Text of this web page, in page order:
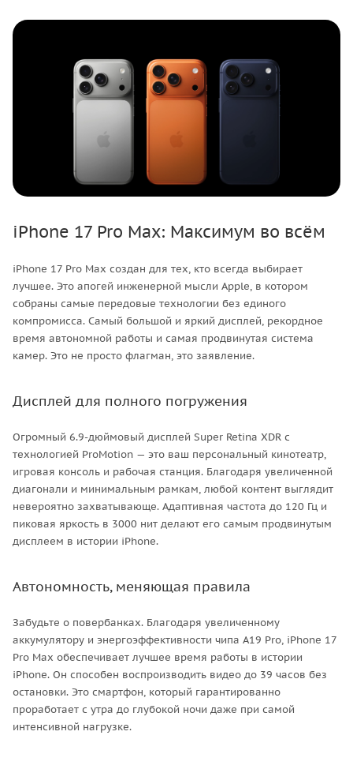
iPhone 17 Pro Max: Максимум во всём
iPhone 17 Pro Max создан для тех, кто всегда выбирает
лучшее. Это апогей инженерной мысли Apple, в котором
собраны самые передовые технологии без единого
компромисса. Самый большой и яркий дисплей, рекордное
время автономной работы и самая продвинутая система
камер. Это не просто флагман, это заявление.
Дисплей для полного погружения
Огромный 6.9-дюймовый дисплей Super Retina XDR с
технологией ProMotion — это ваш персональный кинотеатр,
игровая консоль и рабочая станция. Благодаря увеличенной
диагонали и минимальным рамкам, любой контент выглядит
невероятно захватывающе. Адаптивная частота до 120 Гц и
пиковая яркость в 3000 нит делают его самым продвинутым
дисплеем в истории iPhone.
Автономность, меняющая правила
Забудьте о повербанках. Благодаря увеличенному
аккумулятору и энергоэффективности чипа A19 Pro, iPhone 17
Pro Max обеспечивает лучшее время работы в истории
iPhone. Он способен воспроизводить видео до 39 часов без
остановки. Это смартфон, который гарантированно
проработает с утра до глубокой ночи даже при самой
интенсивной нагрузке.